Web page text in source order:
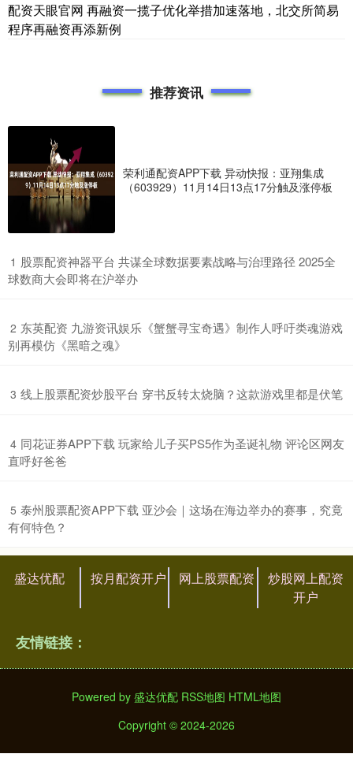
配资天眼官网 再融资一揽子优化举措加速落地，北交所简易
程序再融资再添新例
推荐资讯
荣利通配资APP下载 异动快报：亚翔集成
（603929）11月14日13点17分触及涨停板
1 ​股票配资神器平台 共谋全球数据要素战略与治理路径 2025全
球数商大会即将在沪举办
2 ​东英配资 九游资讯娱乐《蟹蟹寻宝奇遇》制作人呼吁类魂游戏
别再模仿《黑暗之魂》
3 ​线上股票配资炒股平台 穿书反转太烧脑？这款游戏里都是伏笔
4 ​同花证券APP下载 玩家给儿子买PS5作为圣诞礼物 评论区网友
直呼好爸爸
5 ​泰州股票配资APP下载 亚沙会｜这场在海边举办的赛事，究竟
有何特色？
盛达优配 按月配资开户 网上股票配资
炒股网上配资
开户
友情链接：
Powered by 盛达优配 RSS地图 HTML地图
Copyright © 2024-2026